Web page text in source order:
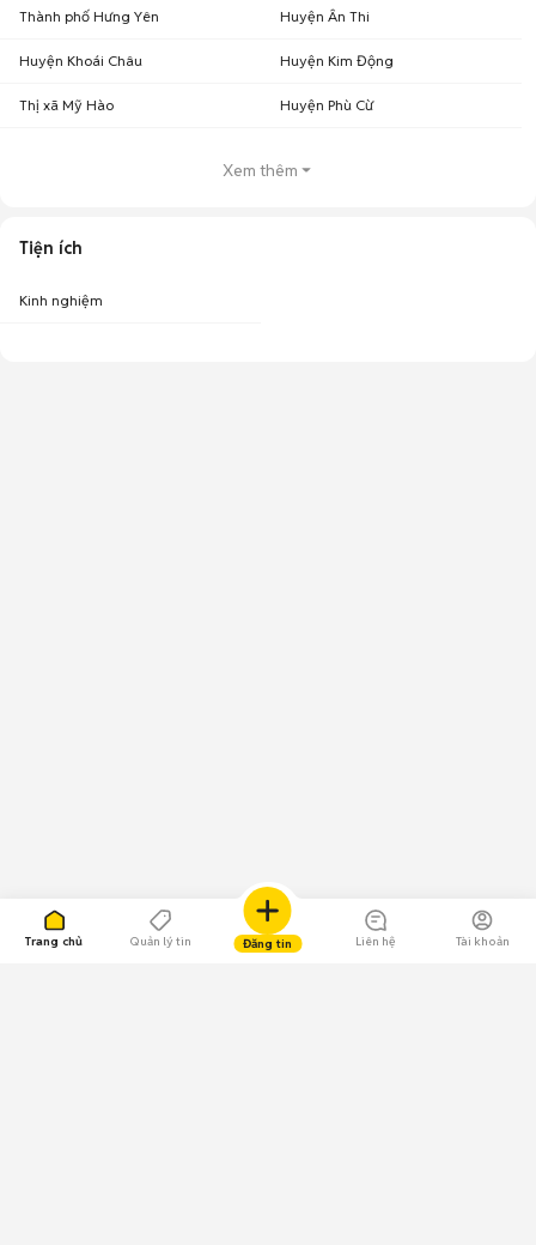
Trang chủ Quản lý tin Đăng tin Liên hệ Tài khoản
Thành phố Hưng Yên Huyện Ân Thi
Huyện Khoái Châu Huyện Kim Động
Thị xã Mỹ Hào Huyện Phù Cừ
Xem thêm
Tiện ích
Kinh nghiệm